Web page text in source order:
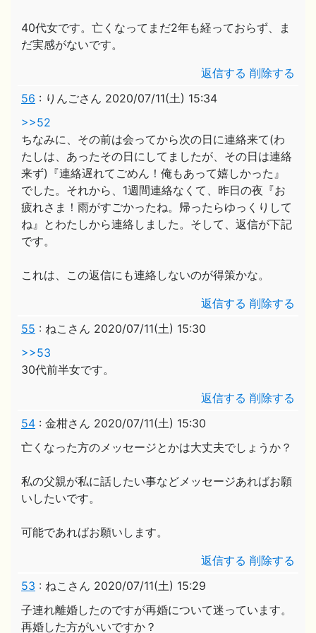
40代女です。亡くなってまだ2年も経っておらず、ま
だ実感がないです。
返信する 削除する
56 : りんごさん 2020/07/11(土) 15:34
>>52
ちなみに、その前は会ってから次の日に連絡来て(わ
たしは、あったその日にしてましたが、その日は連絡
来ず)『連絡遅れてごめん！俺もあって嬉しかった』
でした。それから、1週間連絡なくて、昨日の夜『お
疲れさま！雨がすごかったね。帰ったらゆっくりして
ね』とわたしから連絡しました。そして、返信が下記
です。
これは、この返信にも連絡しないのが得策かな。
返信する 削除する
55 : ねこさん 2020/07/11(土) 15:30
>>53
30代前半女です。
返信する 削除する
54 : 金柑さん 2020/07/11(土) 15:30
亡くなった方のメッセージとかは大丈夫でしょうか？
私の父親が私に話したい事などメッセージあればお願
いしたいです。
可能であればお願いします。
返信する 削除する
53 : ねこさん 2020/07/11(土) 15:29
子連れ離婚したのですが再婚について迷っています。
再婚した方がいいですか？